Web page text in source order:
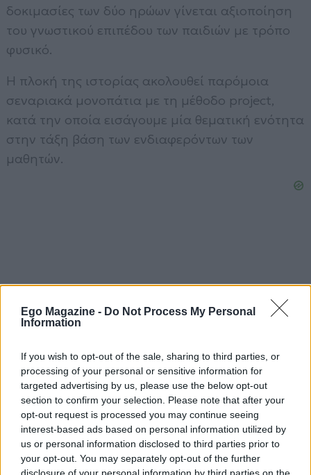
Ego Magazine - Do Not Process My Personal
Information
If you wish to opt-out of the sale, sharing to third parties, or
processing of your personal or sensitive information for
targeted advertising by us, please use the below opt-out
section to confirm your selection. Please note that after your
opt-out request is processed you may continue seeing
interest-based ads based on personal information utilized by
us or personal information disclosed to third parties prior to
your opt-out. You may separately opt-out of the further
δοκιμασίες των δύο ηρώων γίνεται αξιοποίηση
του γνωστικού επιπέδου των παιδιών με τρόπο
φυσικό.
Η πλοκή της ιστορίας ακολουθεί παρόμοια
σεναριακά μονοπάτια με τη μέθοδο project,
κατά την οποία εισάγουμε μία θεματική ενότητα
στην τάξη βάση των ενδιαφερόντων των
μαθητών.
Κατά αυτόν τον τρόπο απομακρύνεται η
διαδικασία της εξέτασης που προκαλεί άγχος
και εισάγεται το παιχνίδι ως μέθοδος που
ενεργοποιεί τις γνώσεις και τις ικανότητες του
παιδιού.